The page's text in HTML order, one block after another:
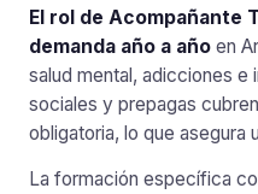
El rol de Acompañante
demanda año a año en
salud mental, adicciones e
sociales y prepagas
obligatoria, lo que asegura
La formación específica